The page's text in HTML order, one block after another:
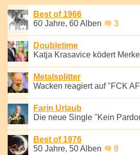
Best of 1966
60 Jahre, 60 Alben
3
Doubletime
Katja Krasavice ködert Merkel
Metalsplitter
Wacken reagiert auf "FCK
Farin Urlaub
Die neue Single "Kein
Best of 1976
50 Jahre, 50 Alben
8